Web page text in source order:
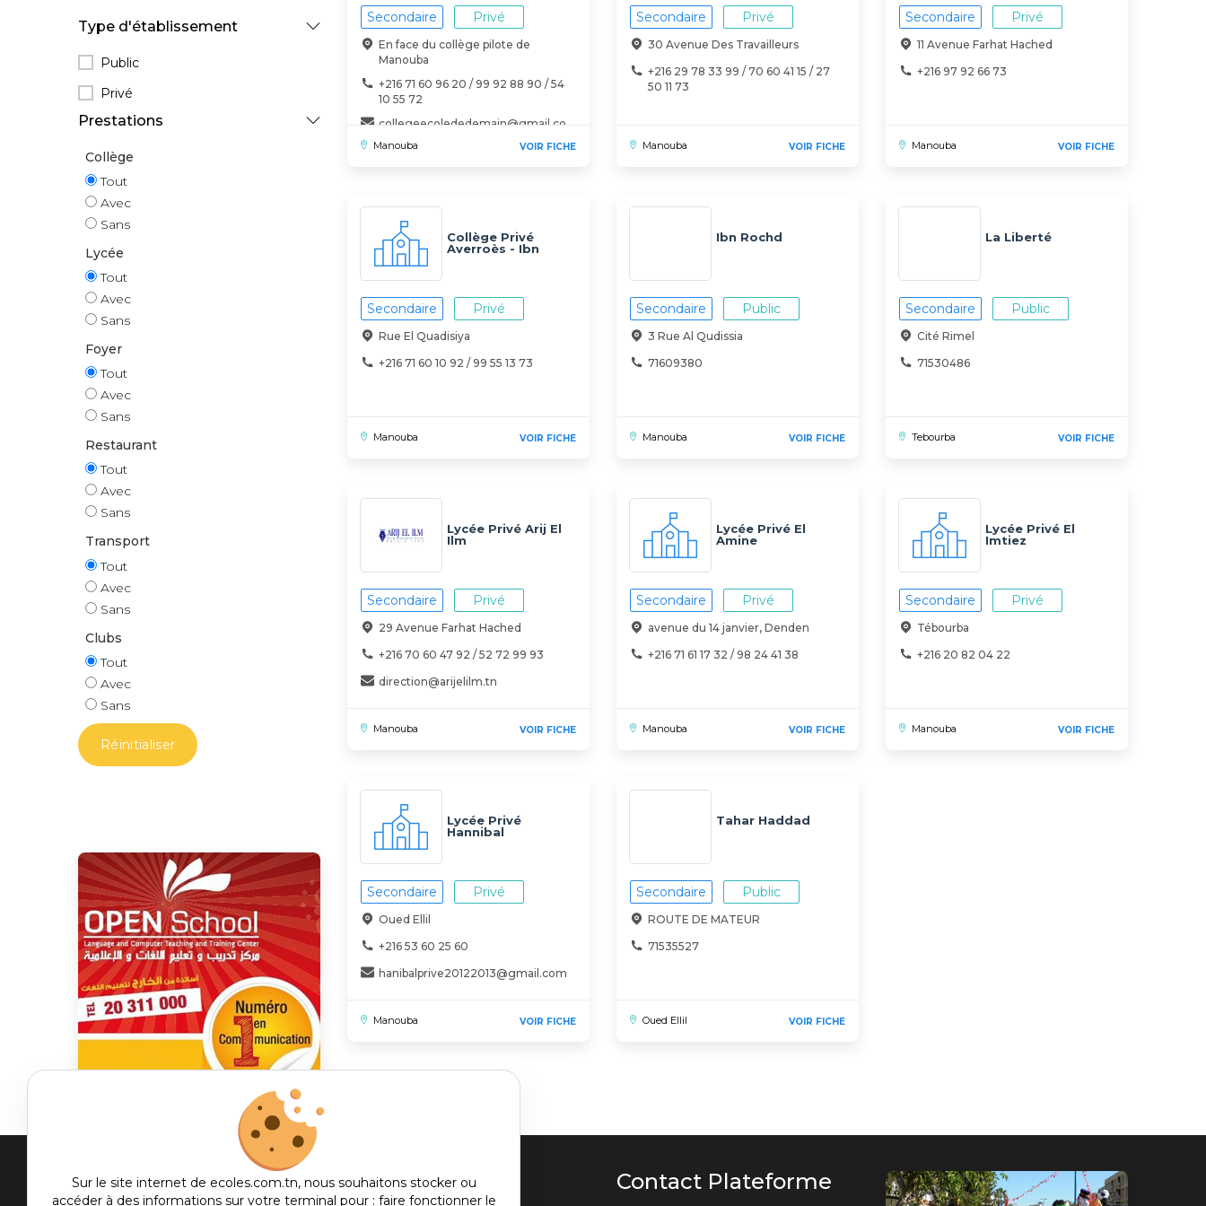
Type d'établissement
Public
Privé
Prestations
Collège
Tout
Avec
Sans
Lycée
Tout
Avec
Sans
Foyer
Tout
Avec
Sans
Restaurant
Tout
Avec
Sans
Transport
Tout
Avec
Sans
Clubs
Tout
Avec
Sans
Réinitialiser
Secondaire Privé
En face du collège pilote de
Manouba
+216 71 60 96 20 / 99 92 88 90 / 54
10 55 72
collegeecolededemain@gmail.co
m
Manouba VOIR FICHE
Secondaire Privé
30 Avenue Des Travailleurs
+216 29 78 33 99 / 70 60 41 15 / 27
50 11 73
Manouba VOIR FICHE
Secondaire Privé
11 Avenue Farhat Hached
+216 97 92 66 73
Manouba VOIR FICHE
Collège Privé
Averroès - Ibn
Secondaire Privé
Rue El Quadisiya
+216 71 60 10 92 / 99 55 13 73
Manouba VOIR FICHE
Ibn Rochd
Secondaire Public
3 Rue Al Qudissia
71609380
Manouba VOIR FICHE
La Liberté
Secondaire Public
Cité Rimel
71530486
Tebourba VOIR FICHE
Lycée Privé Arij El
Ilm
Secondaire Privé
29 Avenue Farhat Hached
+216 70 60 47 92 / 52 72 99 93
direction@arijelilm.tn
Manouba VOIR FICHE
Lycée Privé El
Amine
Secondaire Privé
avenue du 14 janvier, Denden
+216 71 61 17 32 / 98 24 41 38
Manouba VOIR FICHE
Lycée Privé El
Imtiez
Secondaire Privé
Tébourba
+216 20 82 04 22
Manouba VOIR FICHE
Lycée Privé
Hannibal
Secondaire Privé
Oued Ellil
+216 53 60 25 60
hanibalprive20122013@gmail.com
Manouba VOIR FICHE
Tahar Haddad
Secondaire Public
ROUTE DE MATEUR
71535527
Oued Ellil VOIR FICHE
Sur le site internet de ecoles.com.tn, nous souhaitons stocker ou
accéder à des informations sur votre terminal pour : faire fonctionner le
Menu Contact Plateforme